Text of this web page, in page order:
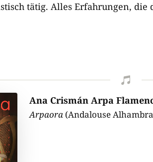
tätig. Alles Erfahrungen, die

Ana Crismán Arpa
Arpaora (Andalouse